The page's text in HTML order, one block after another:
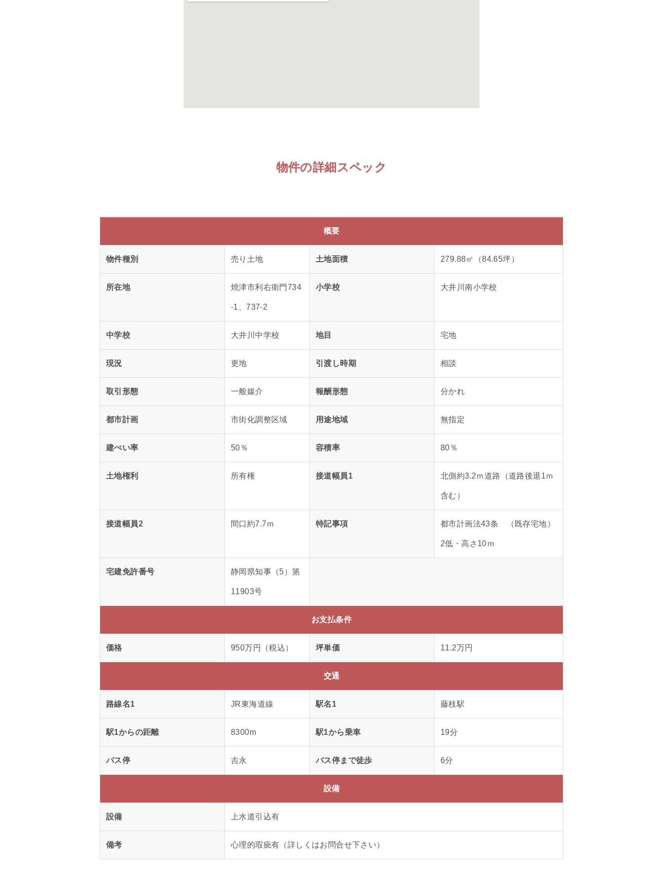
物件の詳細スペック
概要
物件種別 売り土地 土地面積 279.88㎡（84.65坪）
所在地 焼津市利右衛門734
-1、737-2
小学校 大井川南小学校
中学校 大井川中学校 地目 宅地
現況 更地 引渡し時期 相談
取引形態 一般媒介 報酬形態 分かれ
都市計画 市街化調整区域 用途地域 無指定
建ぺい率 50 ％ 容積率 80 ％
土地権利 所有権 接道幅員1 北側約3.2ｍ道路（道路後退1ｍ
含む）
接道幅員2 間口約7.7ｍ 特記事項 都市計画法43条 （既存宅地）
2低・高さ10ｍ
宅建免許番号 静岡県知事（5）第
11903号
お支払条件
価格 950万円（税込） 坪単価 11.2万円
交通
路線名1 JR東海道線 駅名1 藤枝駅
駅1からの距離 8300m 駅1から乗車 19分
バス停 吉永 バス停まで徒歩 6分
設備
設備 上水道引込有
備考 心理的瑕疵有（詳しくはお問合せ下さい）